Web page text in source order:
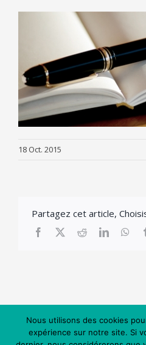
18 Oct. 2015
Partagez cet article,
Facebook
X RedditLinkedIn
Nous utilisons des cookies
expérience sur notre site. Si